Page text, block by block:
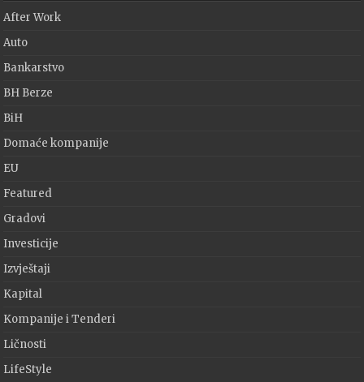
After Work
Auto
Bankarstvo
BH Berze
BiH
Domaće kompanije
EU
Featured
Gradovi
Investicije
Izvještaji
Kapital
Kompanije i Tenderi
Ličnosti
LifeStyle